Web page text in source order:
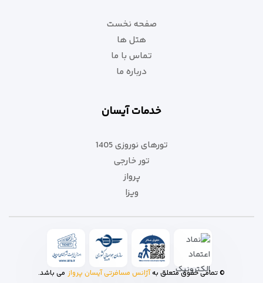
صفحه نخست
هتل ها
تماس با ما
درباره ما
خدمات آیسان
تورهای نوروزی 1405
تور خارجی
پرواز
ویزا
© تمامی حقوق متعلق بهآژانس مسافرتی آیسان پرواز می باشد.